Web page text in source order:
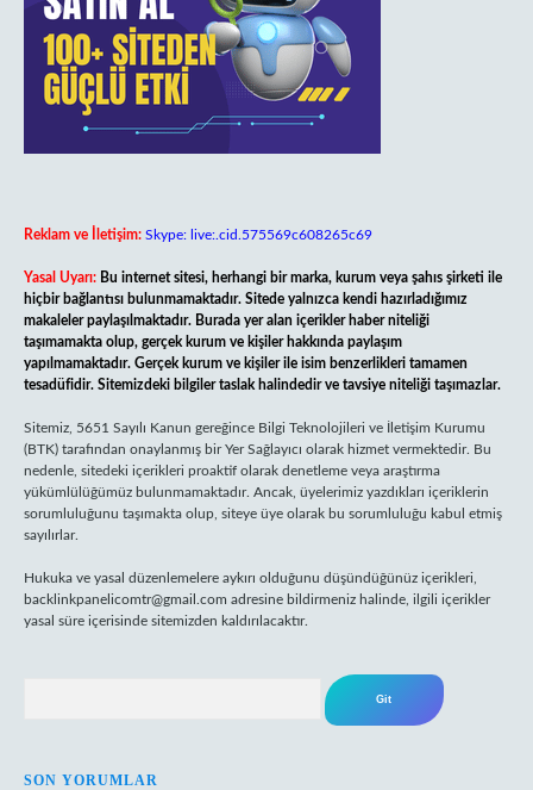
Reklam ve İletişim: Skype: live:.cid.575569c608265c69
Yasal Uyarı: Bu internet sitesi, herhangi bir marka, kurum veya şahıs şirketi ile
hiçbir bağlantısı bulunmamaktadır. Sitede yalnızca kendi hazırladığımız
makaleler paylaşılmaktadır. Burada yer alan içerikler haber niteliği
taşımamakta olup, gerçek kurum ve kişiler hakkında paylaşım
yapılmamaktadır. Gerçek kurum ve kişiler ile isim benzerlikleri tamamen
tesadüfidir. Sitemizdeki bilgiler taslak halindedir ve tavsiye niteliği taşımazlar.
Sitemiz, 5651 Sayılı Kanun gereğince Bilgi Teknolojileri ve İletişim Kurumu
(BTK) tarafından onaylanmış bir Yer Sağlayıcı olarak hizmet vermektedir. Bu
nedenle, sitedeki içerikleri proaktif olarak denetleme veya araştırma
yükümlülüğümüz bulunmamaktadır. Ancak, üyelerimiz yazdıkları içeriklerin
sorumluluğunu taşımakta olup, siteye üye olarak bu sorumluluğu kabul etmiş
sayılırlar.
Hukuka ve yasal düzenlemelere aykırı olduğunu düşündüğünüz içerikleri,
backlinkpanelicomtr@gmail.com adresine bildirmeniz halinde, ilgili içerikler
yasal süre içerisinde sitemizden kaldırılacaktır.
SON YORUMLAR